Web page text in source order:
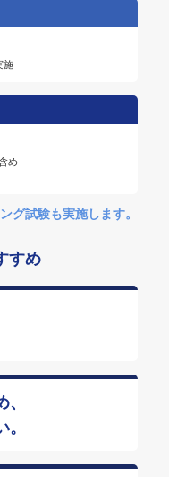
施
め
グ試験も実施します。
すめ